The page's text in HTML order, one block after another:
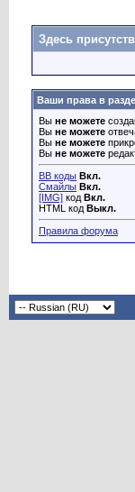
Здесь
Ваши права в
Вы не можете
Вы не можете
Вы не можете
Вы не можете
BB коды Вкл.
Смайлы Вкл.
[IMG] код Вкл.
HTML код Выкл.
Правила форума